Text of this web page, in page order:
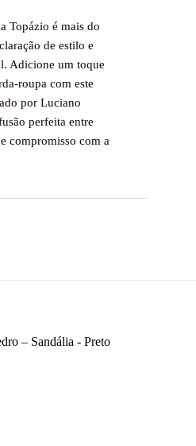
Topázio é mais do
de estilo e
Adicione um toque
roupa com este
por Luciano
perfeita entre
compromisso com a